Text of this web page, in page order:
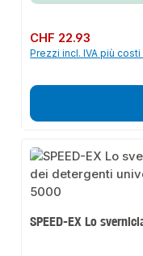
Prezzo normale:
CHF 22.93
Prezzi incl. IVA più
SPEED-EX Lo